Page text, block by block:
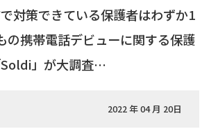
対策できている保護者はわずか1
の携帯電話デビューに関する保護
」が大調査…
2022 年 04 月 20日